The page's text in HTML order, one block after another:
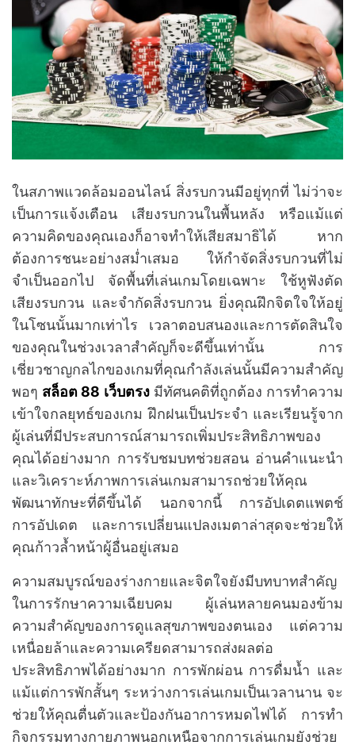
ในสภาพแวดล้อมออนไลน์ สิ่งรบกวนมีอยู่ทุกที่ ไม่ว่าจะ
เป็นการแจ้งเตือน เสียงรบกวนในพื้นหลัง หรือแม้แต่
ความคิดของคุณเองก็อาจทำให้เสียสมาธิได้ หาก
ต้องการชนะอย่างสม่ำเสมอ ให้กำจัดสิ่งรบกวนที่ไม่
จำเป็นออกไป จัดพื้นที่เล่นเกมโดยเฉพาะ ใช้หูฟังตัด
เสียงรบกวน และจำกัดสิ่งรบกวน ยิ่งคุณฝึกจิตใจให้อยู่
ในโซนนั้นมากเท่าไร เวลาตอบสนองและการตัดสินใจ
ของคุณในช่วงเวลาสำคัญก็จะดีขึ้นเท่านั้น การ
เชี่ยวชาญกลไกของเกมที่คุณกำลังเล่นนั้นมีความสำคัญ
พอๆ สล็อต 88 เว็บตรงมีทัศนคติที่ถูกต้อง การทำความ
เข้าใจกลยุทธ์ของเกม ฝึกฝนเป็นประจำ และเรียนรู้จาก
ผู้เล่นที่มีประสบการณ์สามารถเพิ่มประสิทธิภาพของ
คุณได้อย่างมาก การรับชมบทช่วยสอน อ่านคำแนะนำ
และวิเคราะห์ภาพการเล่นเกมสามารถช่วยให้คุณ
พัฒนาทักษะที่ดีขึ้นได้ นอกจากนี้ การอัปเดตแพตช์
การอัปเดต และการเปลี่ยนแปลงเมตาล่าสุดจะช่วยให้
คุณก้าวล้ำหน้าผู้อื่นอยู่เสมอ
ความสมบูรณ์ของร่างกายและจิตใจยังมีบทบาทสำคัญ
ในการรักษาความเฉียบคม ผู้เล่นหลายคนมองข้าม
ความสำคัญของการดูแลสุขภาพของตนเอง แต่ความ
เหนื่อยล้าและความเครียดสามารถส่งผลต่อ
ประสิทธิภาพได้อย่างมาก การพักผ่อน การดื่มน้ำ และ
แม้แต่การพักสั้นๆ ระหว่างการเล่นเกมเป็นเวลานาน จะ
ช่วยให้คุณตื่นตัวและป้องกันอาการหมดไฟได้ การทำ
กิจกรรมทางกายภาพนอกเหนือจากการเล่นเกมยังช่วย